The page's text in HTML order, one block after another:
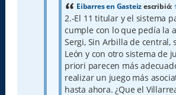
Eibarres en Gasteizescribió: ↑
2.-El 11 titular y el sistema
cumple con lo que pedía la
Sergi, Sin Arbilla de central,
León y con otro sistema de
priori parecen más
realizar un juego más
hasta ahora. ¿Que el